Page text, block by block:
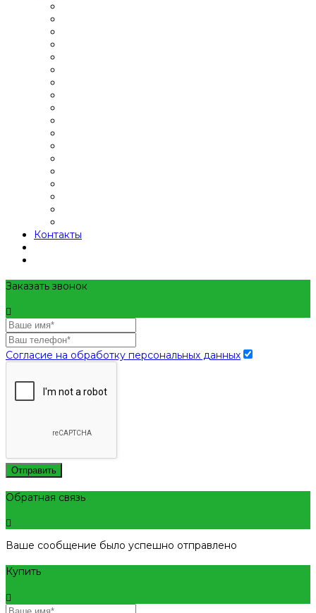
Контакты
Заказать звонок
Согласие на обработку персональных данных
Отправить
Обратная связь
Ваше сообщение было успешно отправлено
Купить